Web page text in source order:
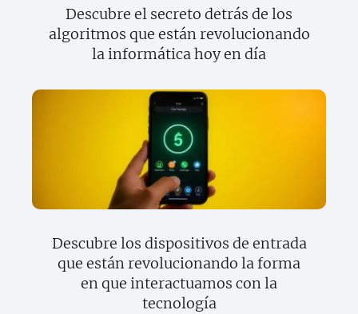
Descubre el secreto detrás de los
algoritmos que están revolucionando
la informática hoy en día
Descubre los dispositivos de entrada
que están revolucionando la forma
en que interactuamos con la
tecnología